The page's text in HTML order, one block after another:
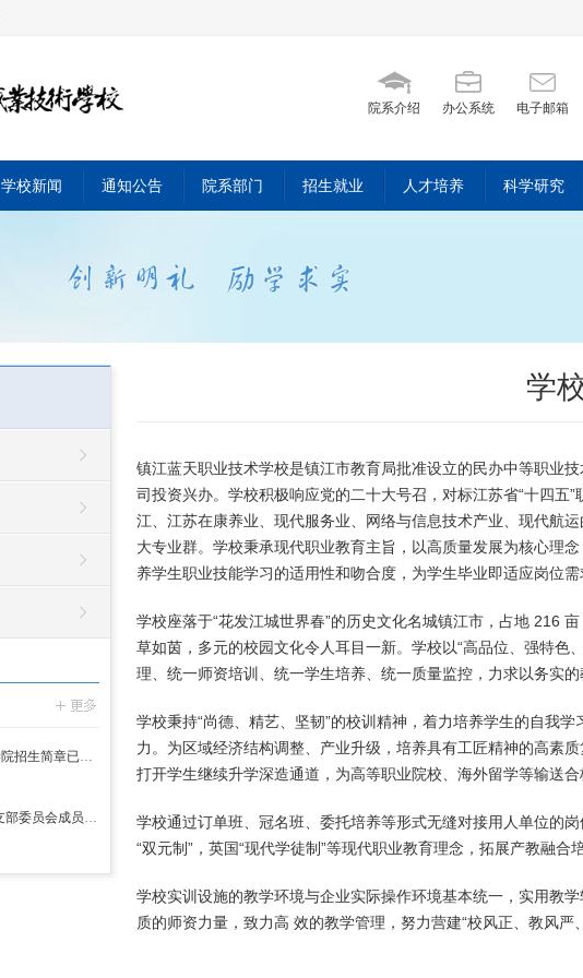
电子邮箱
办公系统
院系介绍
学校新闻 通知公告 院系部门 招生就业 人才培养 科学研究
学
镇江蓝天职业技术学校是镇江市教育局批准设立的民办中等职业
司投资兴办。学校积极响应党的二十大号召，对标江苏省“十四
江、江苏在康养业、现代服务业、网络与信息技术产业、现代航
大专业群。学校秉承现代职业教育主旨，以高质量发展为核心理
养学生职业技能学习的适用性和吻合度，为学生毕业即适应岗位需
学校座落于“花发江城世界春”的历史文化名城镇江市，占地 216
草如茵，多元的校园文化令人耳目一新。学校以“高品位、强特色
理、统一师资培训、统一学生培养、统一质量监控，力求以务实
学校秉持“尚德、精艺、坚韧”的校训精神，着力培养学生的自我
力。为区域经济结构调整、产业升级，培养具有工匠精神的高素
打开学生继续升学深造通道，为高等职业院校、海外留学等输送合
学校通过订单班、冠名班、委托培养等形式无缝对接用人单位的
“双元制”，英国“现代学徒制”等现代职业教育理念，拓展产教融合
学校实训设施的教学环境与企业实际操作环境基本统一，实用教
质的师资力量，致力高 效的教学管理，努力营建“校风正、教风严
2008年蓝天学院·美术学院招生简章已发放
关于镇江蓝天学院党总支部委员会成员分工及各支部组成情况的通知